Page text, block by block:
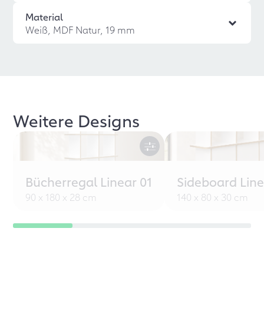
Material
Weiß, MDF Natur, 19 mm
Weitere Designs
Bücherregal Linear 01
90 x 180 x 28 cm
Sideboard
140 x 80 x 30 cm